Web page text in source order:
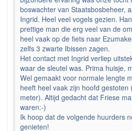
boswachter van Staatsbosbeheer,
Ingrid. Heel veel vogels gezien.
prettige man die erg veel van de
heel vaak op de fiets naar
zelfs 3 zwarte Ibissen zagen.
Het contact met Ingrid verliep
waar de sleutel was. Prima huisje,
Wel gemaakt voor normale lengte
heeft heel vaak zijn hoofd gestoten
meter). Altijd gedacht dat Friese
waren:-)
Ik hoop dat de volgende huurders
genieten!